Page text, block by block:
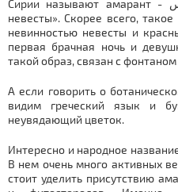
Сирии называют амарант - سالف العروس, что значит «Залп
невесты». Скорее всего,
невинностью невесты и
первая брачная ночь и
такой образ, связан с
А если говорить о
видим греческий язык и
неувядающий цветок.
Интересно и народное
В нем очень много активных
стоит уделить присутствию